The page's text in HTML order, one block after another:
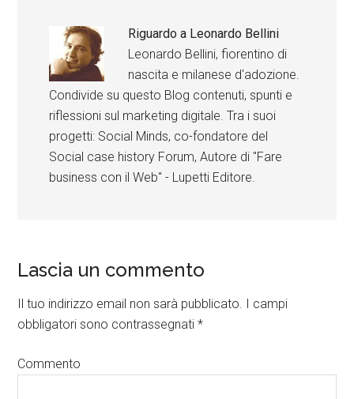
Riguardo a Leonardo Bellini
Leonardo Bellini, fiorentino di
nascita e milanese d'adozione.
Condivide su questo Blog contenuti, spunti e
riflessioni sul marketing digitale. Tra i suoi
progetti: Social Minds, co-fondatore del
Social case history Forum, Autore di "Fare
business con il Web" - Lupetti Editore.
Lascia un commento
Il tuo indirizzo email non sarà pubblicato. I campi
obbligatori sono contrassegnati*
Commento